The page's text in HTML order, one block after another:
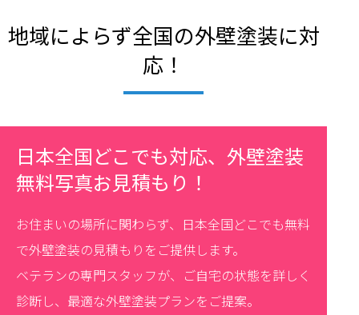
地域によらず全国の外壁塗装に対
応！
日本全国どこでも対応、外壁塗装
無料写真お見積もり！
お住まいの場所に関わらず、日本全国どこでも無料
で外壁塗装の見積もりをご提供します。
ベテランの専門スタッフが、ご自宅の状態を詳しく
診断し、最適な外壁塗装プランをご提案。